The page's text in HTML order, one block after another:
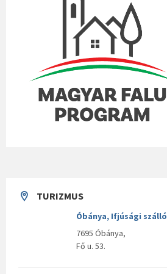
TURIZMUS
Óbánya, Ifjúsági szálló
7695 Óbánya,
Fő u. 53.